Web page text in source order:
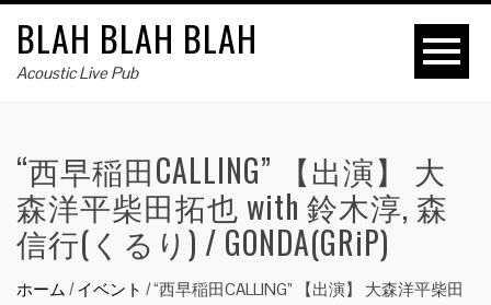
BLAH BLAH BLAH
Acoustic Live Pub
“西早稲田CALLING” 【出演】 大
森洋平柴田拓也 with 鈴木淳, 森
信行(くるり) / GONDA(GRiP)
ホーム /イベント /“西早稲田CALLING” 【出演】 大森洋平柴田